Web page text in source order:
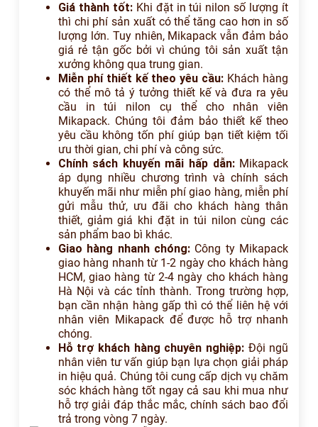
Giá thành tốt:Khi đặt in túi nilon số lượng ít
thì chi phí sản xuất có thể tăng cao hơn in số
lượng lớn. Tuy nhiên, Mikapack vẫn đảm bảo
giá rẻ tận gốc bởi vì chúng tôi sản xuất tận
xưởng không qua trung gian.
Miễn phí thiết kế theo yêu cầu: Khách hàng
có thể mô tả ý tưởng thiết kế và đưa ra yêu
cầu in túi nilon cụ thể cho nhân viên
Mikapack. Chúng tôi đảm bảo thiết kế theo
yêu cầu không tốn phí giúp bạn tiết kiệm tối
ưu thời gian, chi phí và công sức.
Chính sách khuyến mãi hấp dẫn:Mikapack
áp dụng nhiều chương trình và chính sách
khuyến mãi như miễn phí giao hàng, miễn phí
gửi mẫu thử, ưu đãi cho khách hàng thân
thiết, giảm giá khi đặt in túi nilon cùng các
sản phẩm bao bì khác.
Giao hàng nhanh chóng: Công ty Mikapack
giao hàng nhanh từ 1-2 ngày cho khách hàng
HCM, giao hàng từ 2-4 ngày cho khách hàng
Hà Nội và các tỉnh thành. Trong trường hợp,
bạn cần nhận hàng gấp thì có thể liên hệ với
nhân viên Mikapack để được hỗ trợ nhanh
chóng.
Hỗ trợ khách hàng chuyên nghiệp:Đội ngũ
nhân viên tư vấn giúp bạn lựa chọn giải pháp
in hiệu quả. Chúng tôi cung cấp dịch vụ chăm
sóc khách hàng tốt ngay cả sau khi mua như
hỗ trợ giải đáp thắc mắc, chính sách bao đổi
trả trong vòng 7 ngày.